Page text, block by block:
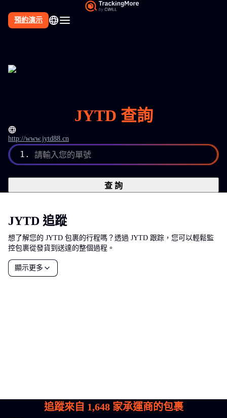
預約演示
JYTD 查詢
http://www.jytd88.cn
1. 請輸入您的單號
查 詢
JYTD 追蹤
想了解您的 JYTD 包裹的行程嗎？透過 JYTD 跟踪，您可以輕鬆監
控包裹從發貨到送達的整個過程。
顯示更多
追蹤來自 1,648家承運商的包裹